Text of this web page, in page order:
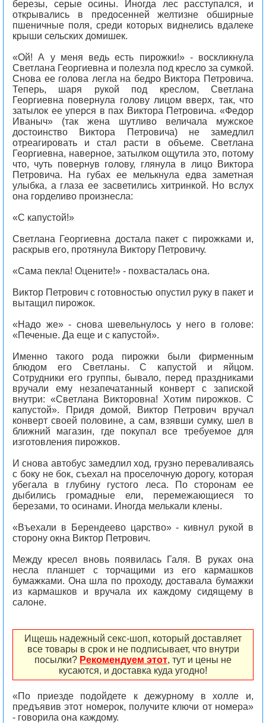
березы, серые осины. Иногда лес расступался, и
открывались в предосенней желтизне обширные
пшеничные поля, среди которых виднелись вдалеке
крыши сельских домишек.
«Ой! А у меня ведь есть пирожки!» - воскликнула
Светлана Георгиевна и полезла под кресло за сумкой.
Снова ее голова легла на бедро Виктора Петровича.
Теперь, шаря рукой под креслом, Светлана
Георгиевна повернула голову лицом вверх, так, что
затылок ее уперся в пах Виктора Петровича. «Федор
Иваныч» (так жена шутливо величала мужское
достоинство Виктора Петровича) не замедлил
отреагировать и стал расти в объеме. Светлана
Георгиевна, наверное, затылком ощутила это, потому
что, чуть повернув голову, глянула в лицо Виктора
Петровича. На губах ее мелькнула едва заметная
улыбка, а глаза ее засветились хитринкой. Но вслух
она горделиво произнесла:
«С капустой!»
Светлана Георгиевна достала пакет с пирожками и,
раскрыв его, протянула Виктору Петровичу.
«Сама пекла! Оцените!» - похвасталась она.
Виктор Петрович с готовностью опустил руку в пакет и
вытащил пирожок.
«Надо же» - снова шевельнулось у него в голове:
«Печеные. Да еще и с капустой».
Именно такого рода пирожки были фирменным
блюдом его Светланы. С капустой и яйцом.
Сотрудники его группы, бывало, перед праздниками
вручали ему незапечатанный конверт с запиской
внутри: «Светлана Викторовна! Хотим пирожков. С
капустой». Придя домой, Виктор Петрович вручал
конверт своей половине, а сам, взявши сумку, шел в
ближний магазин, где покупал все требуемое для
изготовления пирожков.
И снова автобус замедлил ход, грузно переваливаясь
с боку не бок, съехал на проселочную дорогу, которая
убегала в глубину густого леса. По сторонам ее
дыбились громадные ели, перемежающиеся то
березами, то осинами. Иногда мелькали клены.
«Въехали в Берендеево царство» - кивнул рукой в
сторону окна Виктор Петрович.
Между кресел вновь появилась Галя. В руках она
несла планшет с торчащими из его кармашков
бумажками. Она шла по проходу, доставала бумажки
из кармашков и вручала их каждому сидящему в
салоне.
Ищешь надежный секс-шоп, который доставляет
все товары в срок и не подписывает, что внутри
посылки? Рекомендуем этот, тут и цены не
кусаются, и доставка куда угодно!
«По приезде подойдете к дежурному в холле и,
предъявив этот номерок, получите ключи от номера»
- говорила она каждому.